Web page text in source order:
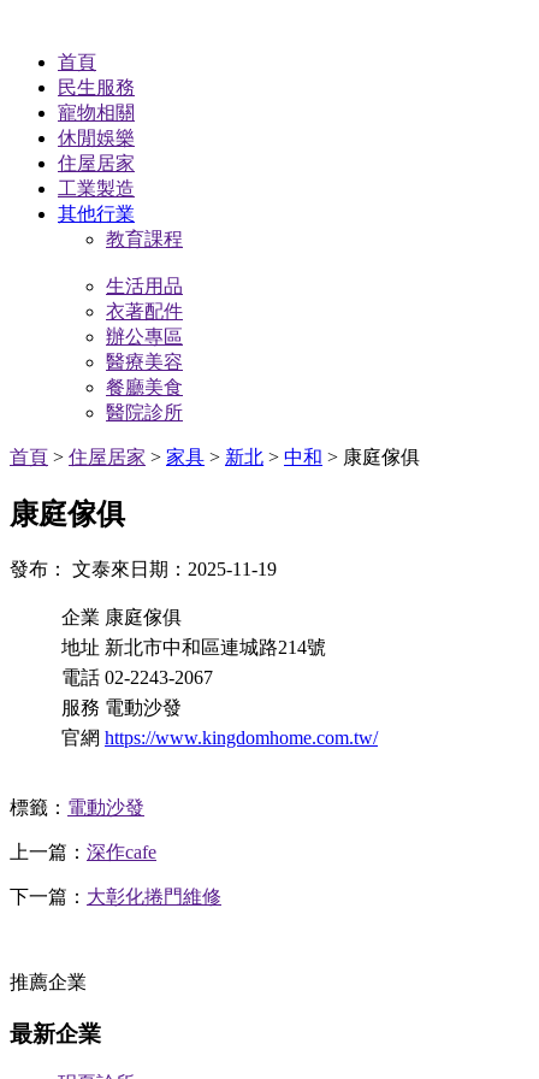
首頁
民生服務
寵物相關
休閒娛樂
住屋居家
工業製造
其他行業
教育課程
生活用品
衣著配件
辦公專區
醫療美容
餐廳美食
醫院診所
首頁 > 住屋居家 > 家具 > 新北 > 中和 > 康庭傢俱
康庭傢俱
發布： 文泰來 日期：2025-11-19
企業 康庭傢俱
地址 新北市中和區連城路214號
電話 02-2243-2067
服務 電動沙發
官網 https://www.kingdomhome.com.tw/
標籤： 電動沙發
上一篇： 深作cafe
下一篇： 大彰化捲門維修
推薦企業
最新企業